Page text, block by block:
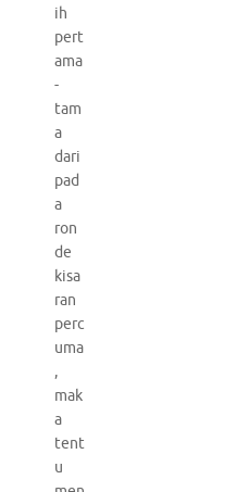
ih
pert
ama
-
tam
a
dari
pad
a
ron
de
kisa
ran
perc
uma
,
mak
a
tent
u